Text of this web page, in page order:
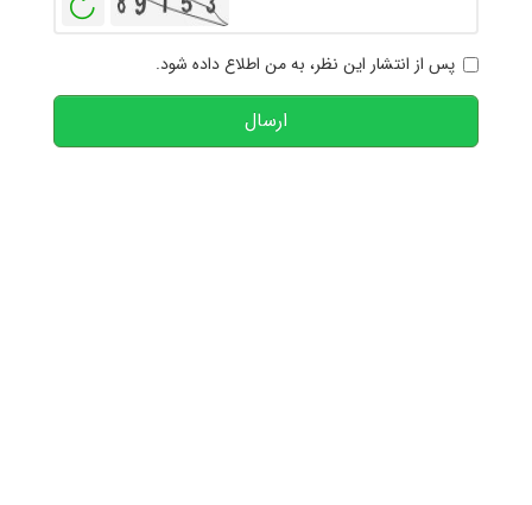
پس از انتشار این نظر، به من اطلاع داده شود.
ارسال